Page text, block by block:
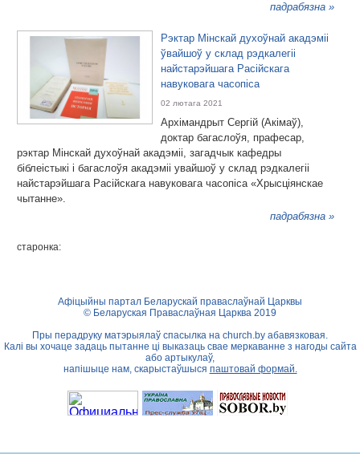
падрабязна »
Рэктар Мінскай духоўнай акадэміі
ўвайшоў у склад рэдкалегіі
найстарэйшага Расійскага
навуковага часопіса
02 лютага 2021
Архімандрыт Сергій (Акімаў),
доктар багаслоўя, прафесар,
рэктар Мінскай духоўнай акадэміі, загадчык кафедры
біблеістыкі і багаслоўя акадэміі увайшоў у склад рэдкалегіі
найстарэйшага Расійскага навуковага часопіса «Хрысціянскае
чытанне».
падрабязна »
старонка:
Афіцыйны партал Беларускай праваслаўнай Царквы
© Беларуская Праваслаўная Царква 2019
Пры перадруку матэрыялаў спасылка на church.by абавязковая.
Калі вы хочаце задаць пытанне ці выказаць свае меркаванне з нагоды сайта
або артыкулаў,
напішыце нам, скарыстаўшыся паштовай формай.